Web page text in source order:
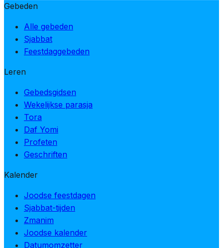
Gebeden
Alle gebeden
Sjabbat
Feestdaggebeden
Leren
Gebedsgidsen
Wekelijkse parasja
Tora
Daf Yomi
Profeten
Geschriften
Kalender
Joodse feestdagen
Sjabbat-tijden
Zmanim
Joodse kalender
Datumomzetter